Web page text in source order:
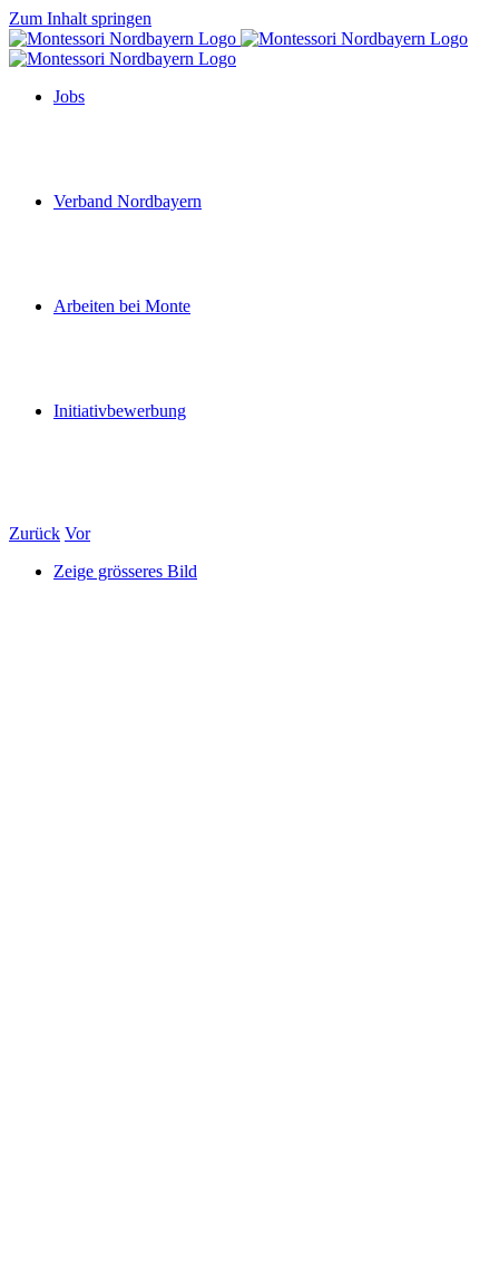
Zum Inhalt springen
Jobs
Verband Nordbayern
Arbeiten bei Monte
Initiativbewerbung
Zurück Vor
Zeige grösseres Bild